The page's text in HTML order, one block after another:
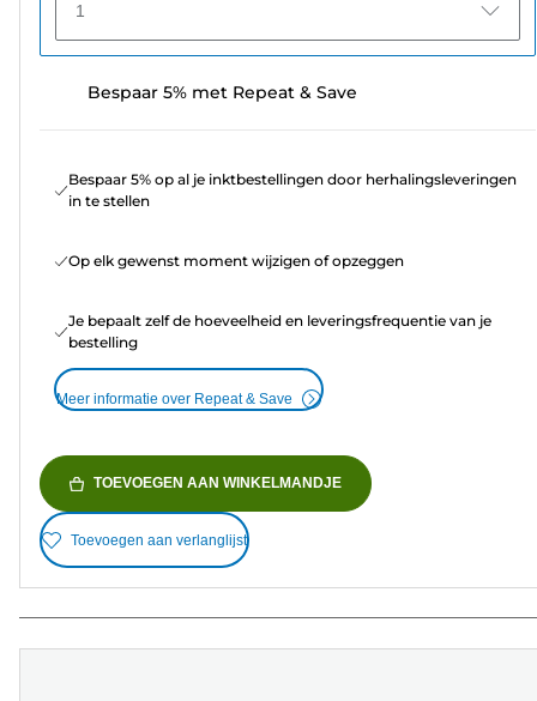
1
Bespaar 5% met Repeat & Save
Bespaar 5% op al je inktbestellingen door herhalingsleveringen
in te stellen
Op elk gewenst moment wijzigen of opzeggen
Je bepaalt zelf de hoeveelheid en leveringsfrequentie van je
bestelling
Meer informatie over Repeat & Save
TOEVOEGEN AAN WINKELMANDJE
Toevoegen aan verlanglijst